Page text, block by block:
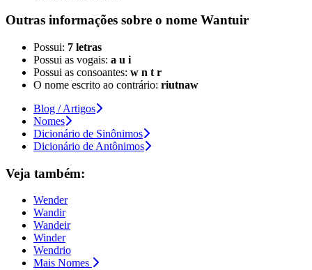
Outras informações sobre o nome Wantuir
Possui: 7 letras
Possui as vogais: a u i
Possui as consoantes: w n t r
O nome escrito ao contrário: riutnaw
Blog / Artigos
Nomes
Dicionário de Sinônimos
Dicionário de Antônimos
Veja também:
Wender
Wandir
Wandeir
Winder
Wendrio
Mais Nomes